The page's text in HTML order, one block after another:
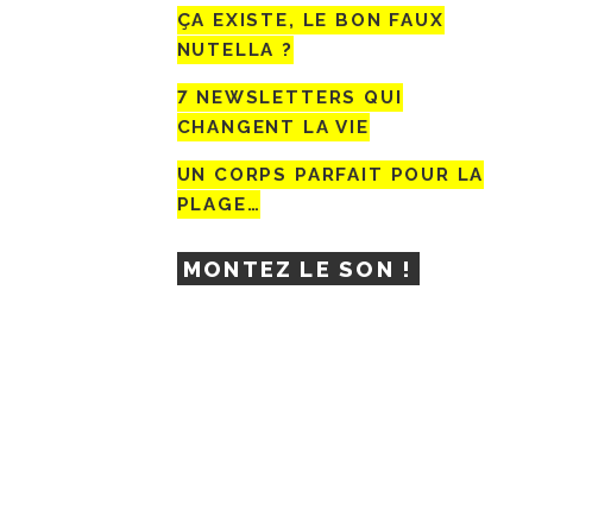
ÇA EXISTE, LE BON FAUX
NUTELLA ?
7 NEWSLETTERS QUI
CHANGENT LA VIE
UN CORPS PARFAIT POUR LA
PLAGE…
MONTEZ LE SON !